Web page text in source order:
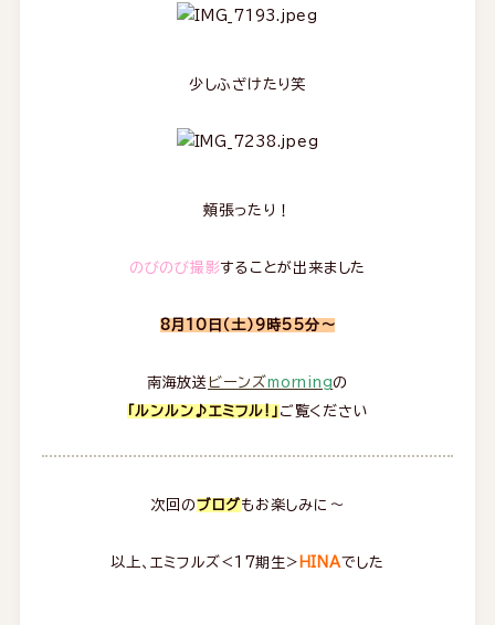
少しふざけたり笑
頬張ったり！
のびのび撮影することが出来ました
8月10日（土）9時55分～
南海放送 ビーンズ morningの
「ルンルン♪エミフル!」 ご覧ください
次回のブログもお楽しみに～
以上、エミフルズ<17期生> HINAでした